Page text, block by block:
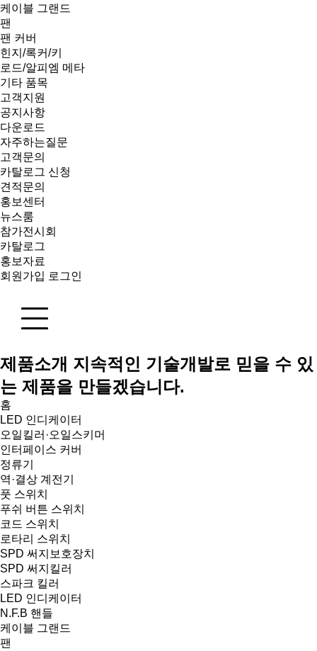
케이블 그랜드
팬
팬 커버
힌지/록커/키
로드/알피엠 메타
기타 품목
고객지원
공지사항
다운로드
자주하는질문
고객문의
카탈로그 신청
견적문의
홍보센터
뉴스룸
참가전시회
카탈로그
홍보자료
회원가입 로그인
제품소개 지속적인 기술개발로 믿을 수 있
는 제품을 만들겠습니다.
홈
LED 인디케이터
오일킬러·오일스키머
인터페이스 커버
정류기
역·결상 계전기
풋 스위치
푸쉬 버튼 스위치
코드 스위치
로타리 스위치
SPD 써지보호장치
SPD 써지킬러
스파크 킬러
LED 인디케이터
N.F.B 핸들
케이블 그랜드
팬